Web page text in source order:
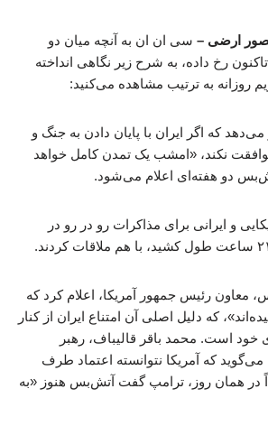
ارضی – سی ان ان به آنچه میان دو
رخ داده، به شرح زیر نگاهی انداخته
روزانه به ترتیب مشاهده می‌کنید:
می‌دهد که اگر ایران با پایان دادن به جنگ و
نکند، «امشب یک تمدن کامل خواهد
دو هفته‌ای اعلام می‌شود.
و ایرانی برای مذاکرات رو در رو در
معاون رئیس جمهور آمریکا، اعلام کرد که
که دلیل اصلی آن امتناع ایران از کنار
خود است. محمد باقر قالیباف، رهبر
می‌گوید که آمریکا نتوانسته اعتماد طرف
در همان روز، ترامپ گفت آتش‌بس هنوز «به